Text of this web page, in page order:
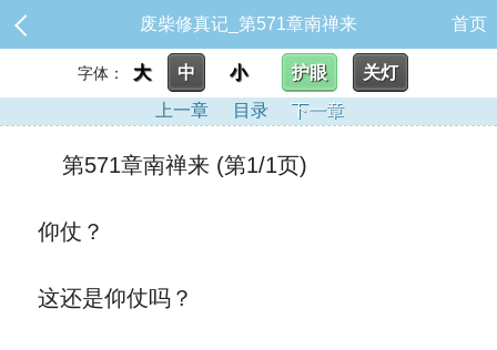
废柴修真记_第571章南禅来 首页
字体： 大 中 小 护眼
关灯
上一章
目录 下一章
第571章南禅来 (第1/1页)
仰仗？
这还是仰仗吗？